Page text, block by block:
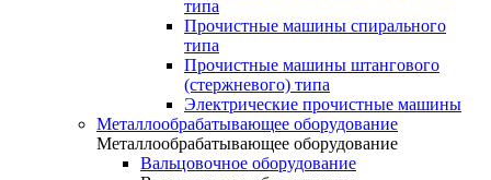
типа
Прочистные машины спирального
типа
Прочистные машины штангового
(стержневого) типа
Электрические прочистные машины
Металлообрабатывающее оборудование
Металлообрабатывающее оборудование
Вальцовочное оборудование